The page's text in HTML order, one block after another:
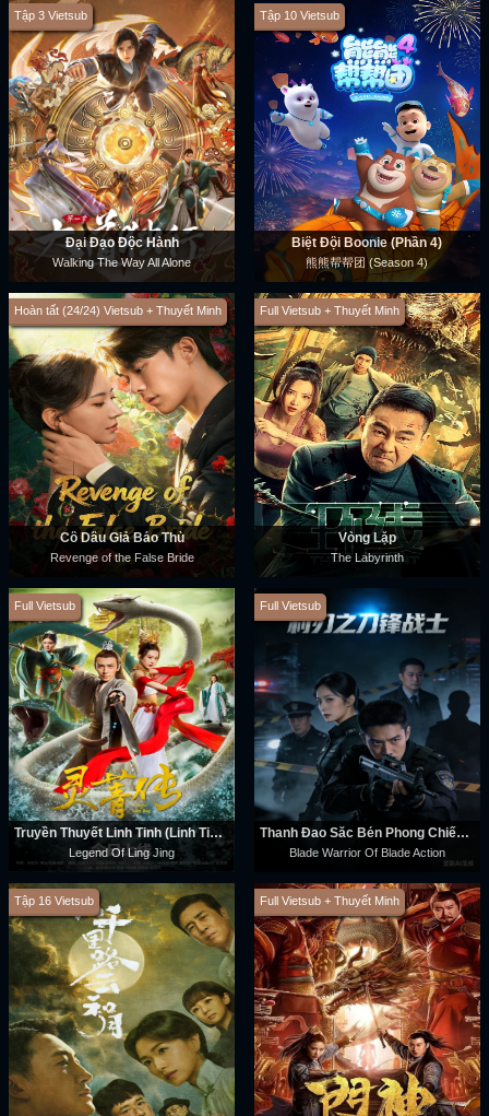
Tập 3 Vietsub
Đại Đạo Độc Hành
Walking The Way All Alone
Tập 10 Vietsub
Biệt Đội Boonie (Phần 4)
熊熊帮帮团 (Season 4)
Hoàn tất (24/24) Vietsub + Thuyết Minh
Cô Dâu Giả Báo Thù
Revenge of the False Bride
Full Vietsub + Thuyết Minh
Vòng Lặp
The Labyrinth
Full Vietsub
Truyền Thuyết Linh Tinh (Linh Tinh Truyện)
Legend Of Ling Jing
Full Vietsub
Thanh Đao Sắc Bén Phong Chiến Sĩ
Blade Warrior Of Blade Action
Tập 16 Vietsub Full Vietsub + Thuyết Minh